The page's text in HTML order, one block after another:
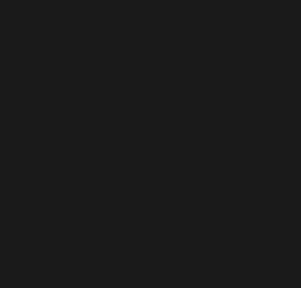
法是一个众所周知的方法，用于应对各种与PCB板相关的问题。
9个关键步骤，每个步骤都对于解决问题至关重要。
您更好地理解如何应对PCB板的问题。